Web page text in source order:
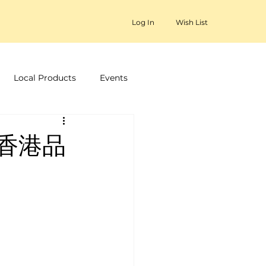
Log In Wish List
Local Products Events
港品